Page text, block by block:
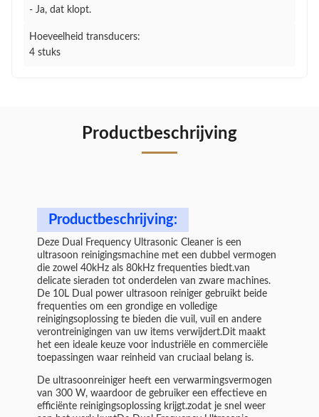
- Ja, dat klopt.
Hoeveelheid transducers:
4 stuks
Productbeschrijving
Productbeschrijving:
Deze Dual Frequency Ultrasonic Cleaner is een
ultrasoon reinigingsmachine met een dubbel vermogen
die zowel 40kHz als 80kHz frequenties biedt.van
delicate sieraden tot onderdelen van zware machines.
De 10L Dual power ultrasoon reiniger gebruikt beide
frequenties om een grondige en volledige
reinigingsoplossing te bieden die vuil, vuil en andere
verontreinigingen van uw items verwijdert.Dit maakt
het een ideale keuze voor industriële en commerciële
toepassingen waar reinheid van cruciaal belang is.
De ultrasoonreiniger heeft een verwarmingsvermogen
van 300 W, waardoor de gebruiker een effectieve en
efficiënte reinigingsoplossing krijgt.zodat je snel weer